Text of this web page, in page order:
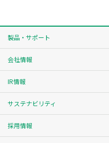
製品・サポート
会社情報
IR情報
サステナビリティ
採用情報